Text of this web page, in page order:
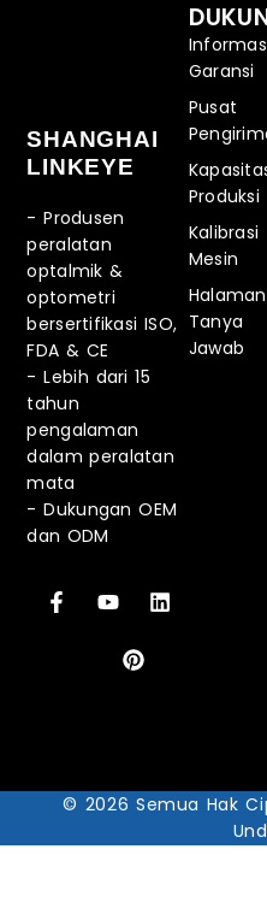
SHANGHAI
LINKEYE
- Produsen
peralatan
optalmik &
optometri
bersertifikasi ISO,
FDA & CE
-Lebih dari 15
tahun
pengalaman
dalam peralatan
mata
-Dukungan OEM
dan ODM
Garansi
Pusat
Produksi
Kalibrasi
Mesin
Halaman
Tanya
Jawab
© 2026 Semua Hak